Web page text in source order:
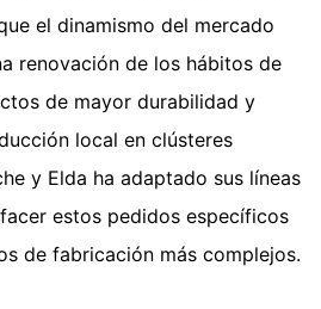
el dinamismo del mercado
renovación de los hábitos de
de mayor durabilidad y
local en clústeres
y Elda ha adaptado sus líneas
estos pedidos específicos
de fabricación más complejos.